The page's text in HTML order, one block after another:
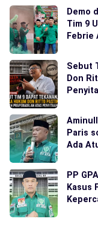
Demo
Tim 9
Febrie
Sebut
Don
Paris
Ada
PP
Kasus